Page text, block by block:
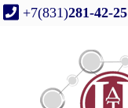
+7(831)281-42-25